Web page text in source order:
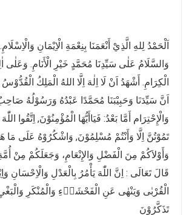
اَلْحَمْدُ لِلهِ الَّذِيْ أَنْعَمَنَا بِنِعْمَةِ الْاِيْمَانِ
وَالسَّلَامُ عَلٰى سَيِّدِنَا مُحَمَّدٍ خَيْرِ الْأَنَامِ. وَعَلٰى
الْكِرَامِ. أَشْهَدُ اَنْ لَا اِلٰهَ اِلَّا اللهُ الْمَلِكُ
اَنَّ سَيِّدَنَا وَحَبِيْبَنَا مُحَمَّدًا عَبْدُهُ وَرَسُوْلُهُ
وَالْإِحْتِرَام أَمَّا بَعْدُ: فَيَاأَيُّهَا الْمُؤْمِنُوْنَ, اِتَّقُوا
تَمُوْتُنَّ اِلَّا وَأَنْتُمْ مُسْلِمُوْنَ, وَاشْكُرُوْهُ عَلَى مَا
وَأَوْلاَكُمْ مِنَ الْفَضْلِ وَالإِنْعَامِ، وَجَعَلَكُمْ مِنْ
قَالَ تَعَالَى : اِنَّ اللّٰهَ يَأْمُرُ بِالْعَدْلِ وَالْاِحْسَانِ
الْقُرْبٰى وَيَنْهٰى عَنِ الْفَحْشَاۤءِ وَالْمُنْكَرِ
تَذَكَّرُوْنَ